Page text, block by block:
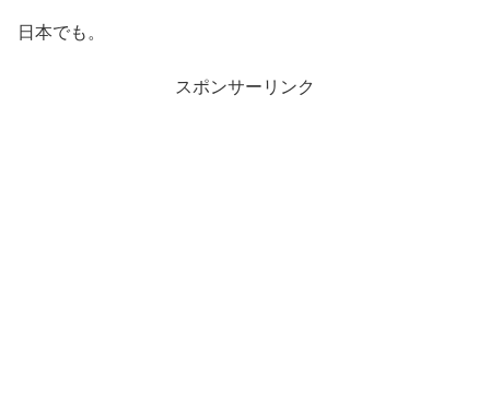
日本でも。
スポンサーリンク